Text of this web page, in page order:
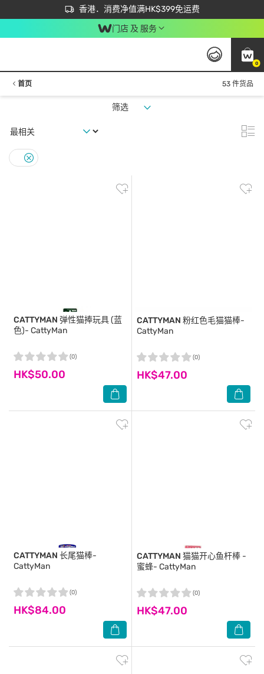
香港．消费净值满HK$399免运费
立即成为易赏钱会员尽享独家优惠
首次APP下单买满$450 输入 NEWAPP 即减$50
门店 及 服务
0
首页 53 件货品
筛选
CATTYMAN 弹性猫捧玩具 (蓝
色)- CattyMan
HK$50.00
(0)
CATTYMAN 粉红色毛猫猫棒-
CattyMan
HK$47.00
(0)
CATTYMAN 长尾猫棒-
CattyMan
HK$84.00
(0)
CATTYMAN 猫猫开心鱼杆棒 -
蜜蜂- CattyMan
HK$47.00
(0)